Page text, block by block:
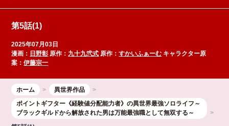
第5話(1)
2025年07月03日
漫画： 日野彰 原作： 九十九弐式 原作：すかいふぁーむ キャラクター原
案：伊藤宗一
ホーム
異世界作品
ポイントギフター《経験値分配能力者》の異世界最強ソロライフ～
ブラックギルドから解放された男は万能最強職として無双する～